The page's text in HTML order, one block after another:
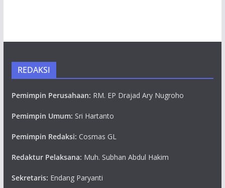
REDAKSI
Pemimpin Perusahaan: RM. EP Drajad Ary Nugroho
Pemimpin Umum: Sri Hartanto
Pemimpin Redaksi: Cosmas GL
Redaktur Pelaksana: Muh. Subhan Abdul Hakim
Sekretaris: Endang Paryanti